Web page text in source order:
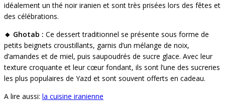
idéalement un thé noir iranien et sont très prisées lors des fêtes et
des célébrations.
🔸 Ghotab : Ce dessert traditionnel se présente sous forme de
petits beignets croustillants, garnis d’un mélange de noix,
d’amandes et de miel, puis saupoudrés de sucre glace. Avec leur
texture croquante et leur cœur fondant, ils sont l’une des sucreries
les plus populaires de Yazd et sont souvent offerts en cadeau.
A lire aussi: la cuisine iranienne